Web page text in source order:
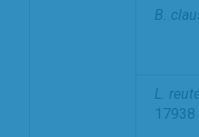
B.
L.
17938